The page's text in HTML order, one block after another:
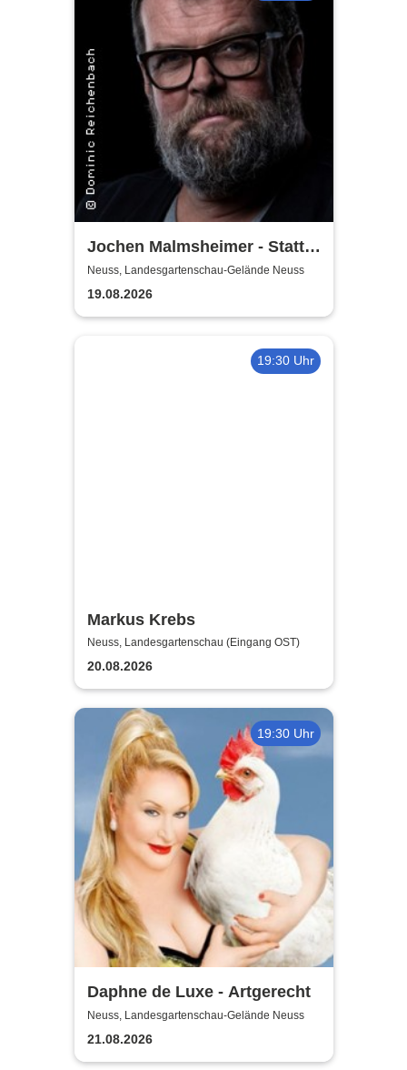
Jochen Malmsheimer - Statt
wesentlich die Welt bewegt,
hab ich wohl nur das Meer
gepflügt
Neuss, Landesgartenschau-Gelände Neuss
19.08.2026
19:30 Uhr
Markus Krebs
Neuss, Landesgartenschau (Eingang OST)
20.08.2026
19:30 Uhr
Daphne de Luxe - Artgerecht
Neuss, Landesgartenschau-Gelände Neuss
21.08.2026